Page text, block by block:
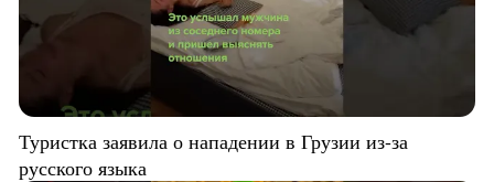
Туристка заявила о нападении в Грузии из-за
русского языка